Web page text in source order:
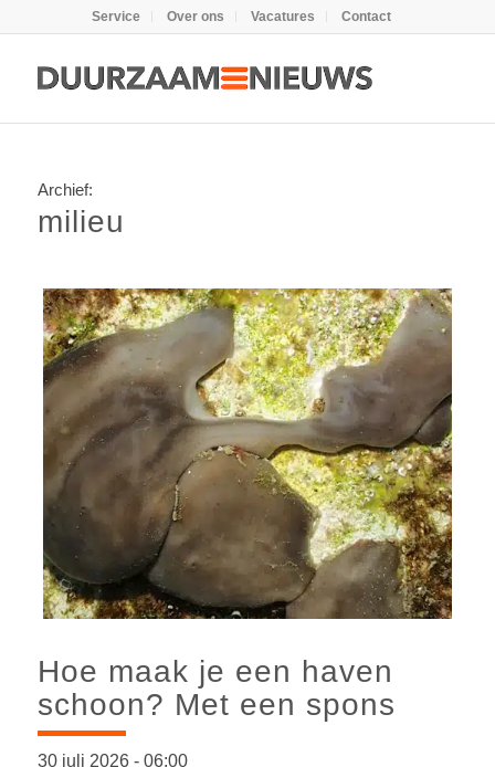
Service Over ons Vacatures Contact
Archief:
milieu
Hoe maak je een haven
schoon? Met een spons
30 juli 2026 -06:00